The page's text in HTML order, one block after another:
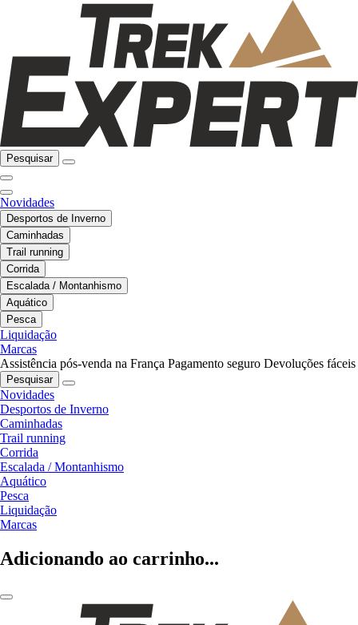
Pesquisar
Novidades
Desportos de Inverno
Caminhadas
Trail running
Corrida
Escalada / Montanhismo
Aquático
Pesca
Liquidação
Marcas
Assistência pós-venda na França Pagamento seguro Devoluções fáceis
Pesquisar
Novidades
Desportos de Inverno
Caminhadas
Trail running
Corrida
Escalada / Montanhismo
Aquático
Pesca
Liquidação
Marcas
Adicionando ao carrinho...